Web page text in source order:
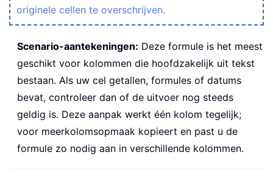
originele cellen te overschrijven.
Scenario-aantekeningen: Deze formule is het meest
geschikt voor kolommen die hoofdzakelijk uit tekst
bestaan. Als uw cel getallen, formules of datums
bevat, controleer dan of de uitvoer nog steeds
geldig is. Deze aanpak werkt één kolom tegelijk;
voor meerkolomsopmaak kopieert en past u de
formule zo nodig aan in verschillende kolommen.